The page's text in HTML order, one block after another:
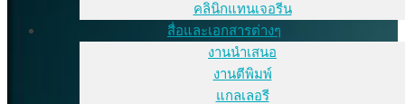
คลินิกแทนเจอรีน
สื่อและเอกสารต่างๆ
งานนำเสนอ
งานตีพิมพ์
แกลเลอรี